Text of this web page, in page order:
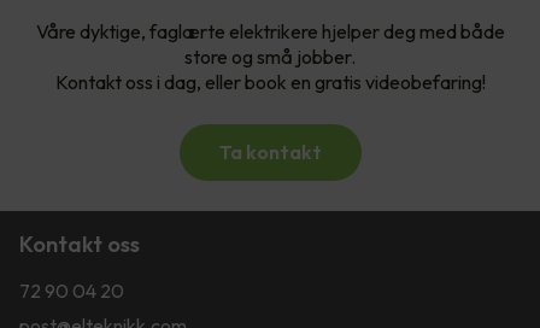
Våre dyktige, faglærte elektrikere hjelper deg med både
store og små jobber.
Kontakt oss i dag, eller book en gratis videobefaring!
Ta kontakt
Kontakt oss
72 90 04 20